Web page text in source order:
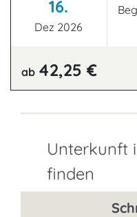
16.
Dez 2026
ab 42,25 €
Unterkunft
finden